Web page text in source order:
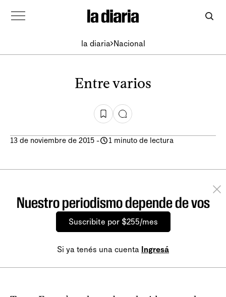
la diaria Nacional
Entre varios
13 de noviembre de 2015 - 1 minuto de lectura
Nuestro periodismo depende de vos
Suscribite por $255/mes
Si ya tenés una cuenta Ingresá